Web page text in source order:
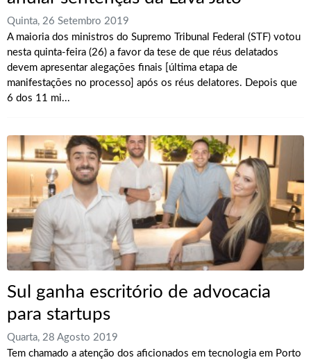
Quinta, 26 Setembro 2019
A maioria dos ministros do Supremo Tribunal Federal (STF) votou
nesta quinta-feira (26) a favor da tese de que réus delatados
devem apresentar alegações finais [última etapa de
manifestações no processo] após os réus delatores. Depois que
6 dos 11 mi...
Sul ganha escritório de advocacia
para startups
Quarta, 28 Agosto 2019
Tem chamado a atenção dos aficionados em tecnologia em Porto